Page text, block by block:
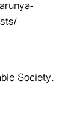
Society.